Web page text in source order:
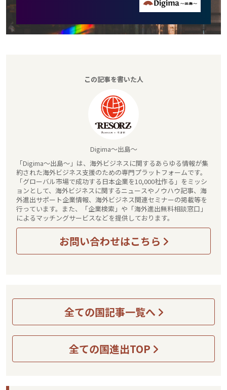
この記事を書いた人
Digima～出島～
「Digima～出島～」は、海外ビジネスに関するあらゆる情報が集
約された海外ビジネス支援のための専門プラットフォームです。
「グローバル市場で成功する日本企業を10,000社作る」をミッシ
ョンとして、海外ビジネスに関するニュースやノウハウ記事、海
外進出サポート企業情報、海外ビジネス関連セミナーの掲載等を
行っています。また、「企業検索」や「海外進出無料相談窓口」
によるマッチングサービスなどを提供しております。
お問い合わせはこちら
全ての国記事一覧へ
全ての国進出TOP